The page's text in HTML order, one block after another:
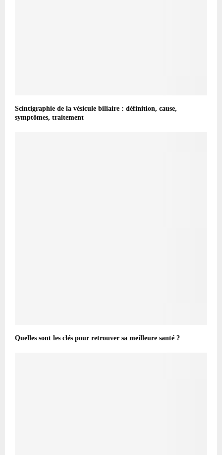
Scintigraphie de la vésicule biliaire : définition, cause,
symptômes, traitement
Quelles sont les clés pour retrouver sa meilleure santé ?